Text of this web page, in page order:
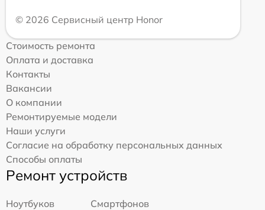
© 2026 Сервисный центр Honor
Стоимость ремонта
Оплата и доставка
Контакты
Вакансии
О компании
Ремонтируемые модели
Наши услуги
Согласие на обработку персональных данных
Способы оплаты
Ремонт устройств
Ноутбуков
Смартфонов